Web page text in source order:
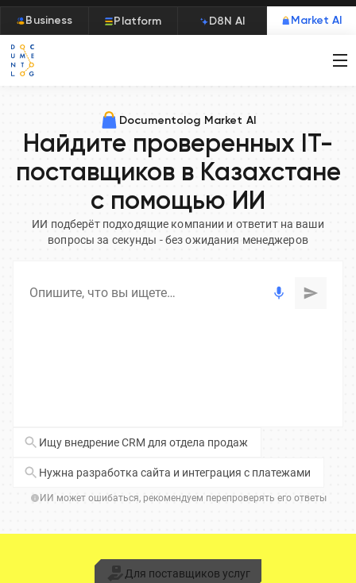
Business Platform D8N AI Market AI
Documentolog Market AI
Найдите проверенных IT-
поставщиков в Казахстане
с помощью ИИ
ИИ подберёт подходящие компании и ответит на ваши
вопросы за секунды - без ожидания менеджеров
Ищу внедрение CRM для отдела продаж
Нужна разработка сайта и интеграция с платежами
ИИ может ошибаться, рекомендуем перепроверять его ответы
Для поставщиков услуг